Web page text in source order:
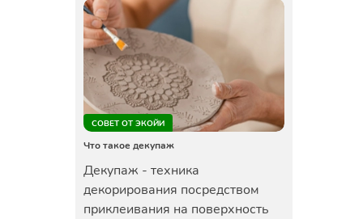
СОВЕТ ОТ ЭКОЙИ
Что такое декупаж
Декупаж - техника
декорирования посредством
приклеивания на поверхность